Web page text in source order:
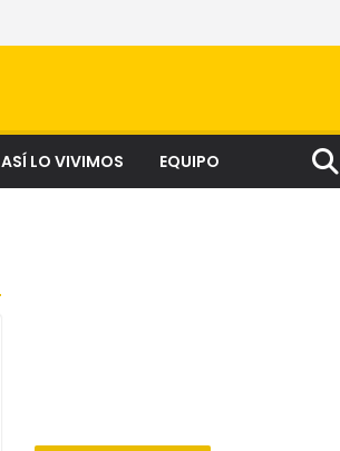
ASÍ LO VIVIMOS EQUIPO